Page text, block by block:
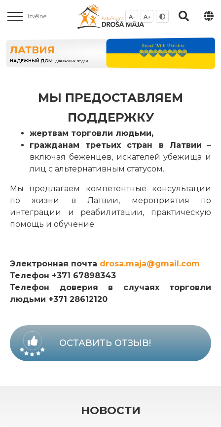
Izvēlne A- A+
ЛАТВИЯ
НАДЕЖНЫЙ ДОМ ДЛЯ РАЗНЫХ ЛЮДЕЙ
МЫ ПРЕДОСТАВЛЯЕМ
ПОДДЕРЖКУ
жертвам торговли людьми,
гражданам третьих стран в Латвии –
включая беженцев, искателей убежища и
лиц с альтернативным статусом.
Мы предлагаем компетентные консультации
по жизни в Латвии, мероприятия по
интеграции и реабилитации, практическую
помощь и обучение.
Электронная почта drosa.maja@gmail.com
Телефон +371 67898343
Телефон доверия в случаях торговли
людьми +371 28612120
ОСТАВИТЬ ОТЗЫВ!
НОВОСТИ